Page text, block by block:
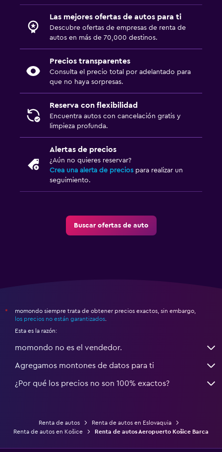
Las mejores ofertas de autos para ti
Descubre ofertas de empresas de renta de
autos en más de 70,000 destinos.
Precios transparentes
Consulta el precio total por adelantado para
que no haya sorpresas.
Reserva con flexibilidad
Encuentra autos con cancelación gratis y
limpieza profunda.
Alertas de precios
¿Aún no quieres reservar?
Crea una alerta de precios para realizar un
seguimiento.
Buscar ofertas de auto
*
momondo siempre trata de obtener precios exactos, sin embargo,
los precios no están garantizados.
Esta es la razón:
momondo no es el vendedor.
Agregamos montones de datos para ti
¿Por qué los precios no son 100% exactos?
Renta de autos
Renta de autos en Eslovaquia
Renta de autos en Košice
Renta de autos Aeropuerto Košice Barca